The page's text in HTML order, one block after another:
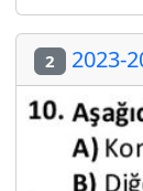
2 2023-